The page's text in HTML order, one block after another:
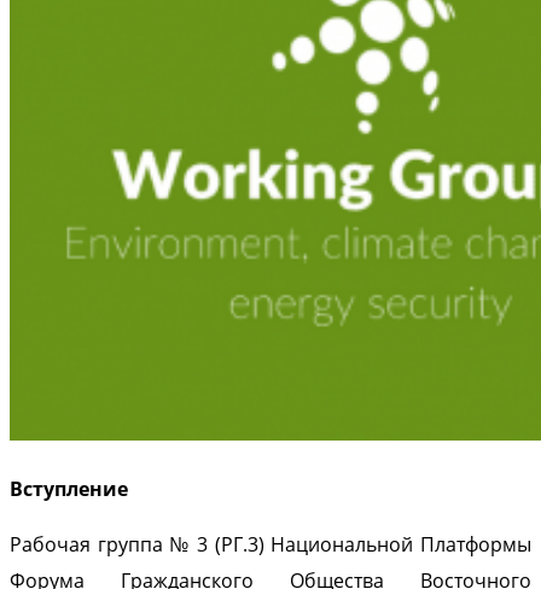
Вступление
Рабочая группа № 3 (РГ.3) Национальной Платформы
Форума Гражданского Общества Восточного